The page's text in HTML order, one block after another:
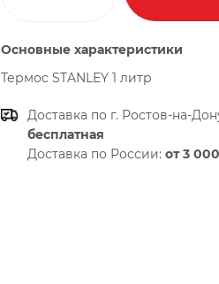
Основные характеристики
Термоc STANLEY 1 литр
Доставка по г. Ростов-на-
бесплатная
Доставка по России: от 3